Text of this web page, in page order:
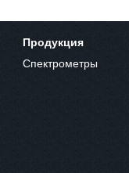
Продукция
Спектрометры